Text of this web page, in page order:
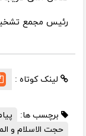
رئیس مجمع
لینک کوتاه :
برچسب ها:
حجت الاسلام و